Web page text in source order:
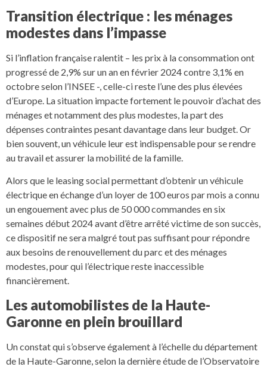
Transition électrique : les ménages
modestes dans l’impasse
Si l’inflation française ralentit – les prix à la consommation ont
progressé de 2,9% sur un an en février 2024 contre 3,1% en
octobre selon l’INSEE -, celle-ci reste l’une des plus élevées
d’Europe. La situation impacte fortement le pouvoir d’achat des
ménages et notamment des plus modestes, la part des
dépenses contraintes pesant davantage dans leur budget. Or
bien souvent, un véhicule leur est indispensable pour se rendre
au travail et assurer la mobilité de la famille.
Alors que le leasing social permettant d’obtenir un véhicule
électrique en échange d’un loyer de 100 euros par mois a connu
un engouement avec plus de 50 000 commandes en six
semaines début 2024 avant d’être arrêté victime de son succès,
ce dispositif ne sera malgré tout pas suffisant pour répondre
aux besoins de renouvellement du parc et des ménages
modestes, pour qui l’électrique reste inaccessible
financièrement.
Les automobilistes de la Haute-
Garonne en plein brouillard
Un constat qui s’observe également à l’échelle du département
de la Haute-Garonne, selon la dernière étude de l’Observatoire